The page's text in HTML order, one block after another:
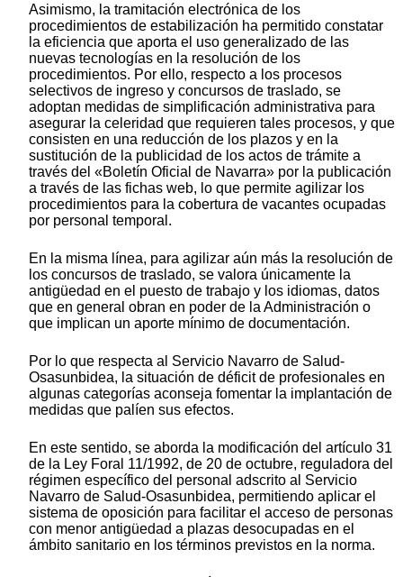
Asimismo, la tramitación electrónica de los
procedimientos de estabilización ha permitido constatar
la eficiencia que aporta el uso generalizado de las
nuevas tecnologías en la resolución de los
procedimientos. Por ello, respecto a los procesos
selectivos de ingreso y concursos de traslado, se
adoptan medidas de simplificación administrativa para
asegurar la celeridad que requieren tales procesos, y que
consisten en una reducción de los plazos y en la
sustitución de la publicidad de los actos de trámite a
través del «Boletín Oficial de Navarra» por la publicación
a través de las fichas web, lo que permite agilizar los
procedimientos para la cobertura de vacantes ocupadas
por personal temporal.
En la misma línea, para agilizar aún más la resolución de
los concursos de traslado, se valora únicamente la
antigüedad en el puesto de trabajo y los idiomas, datos
que en general obran en poder de la Administración o
que implican un aporte mínimo de documentación.
Por lo que respecta al Servicio Navarro de Salud-
Osasunbidea, la situación de déficit de profesionales en
algunas categorías aconseja fomentar la implantación de
medidas que palíen sus efectos.
En este sentido, se aborda la modificación del artículo 31
de la Ley Foral 11/1992, de 20 de octubre, reguladora del
régimen específico del personal adscrito al Servicio
Navarro de Salud-Osasunbidea, permitiendo aplicar el
sistema de oposición para facilitar el acceso de personas
con menor antigüedad a plazas desocupadas en el
ámbito sanitario en los términos previstos en la norma.